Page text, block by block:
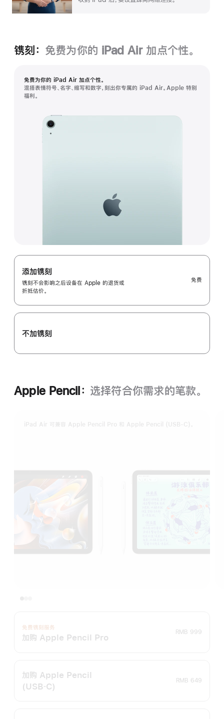
镌刻： 免费为你的 iPad Air 加⁠点个性。
免费为你的 iPad Air 加⁠点个性。
混搭表情符号、名字、缩写和数字，刻出你专属的 iPad Air。Apple 特别
福利。
添加镌刻
镌刻不会影响之后设备在 Apple 的退货或
折抵估价。
免费
不加镌刻
Apple Pencil： 选择符合你需求的笔款。
免费镌刻服务
加购 Apple Pencil Pro
RMB 999
加购 Apple Pencil
(USB‑C)
RMB 649